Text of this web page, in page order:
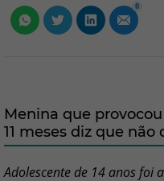
0
Menina que
11 meses diz que
Adolescente de 14 anos foi